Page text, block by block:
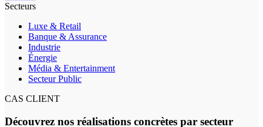
Secteurs
Luxe & Retail
Banque & Assurance
Industrie
Énergie
Média & Entertainment
Secteur Public
CAS CLIENT
Découvrez nos réalisations concrètes par secteur